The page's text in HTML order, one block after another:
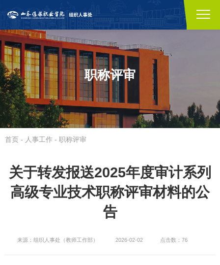
职称评审
首页 - 人事工作 - 职称评审
关于转发报送2025年度审计系列
高级专业技术职称评审材料的公
告
来源：组织人事处（教师工作部） 2026-02-02 点击数：76